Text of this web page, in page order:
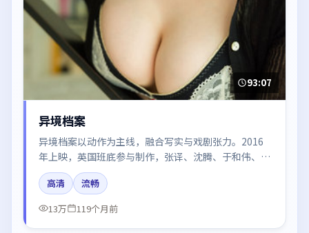
93:07
异境档案
异境档案以动作为主线，融合写实与戏剧张力。2016
年上映，英国班底参与制作，张译、沈腾、于和伟、王
景春在片中呈现细腻表演，影像风格统一，配乐与剪辑
强化了情绪曲线。
高清
流畅
13万
119个月前